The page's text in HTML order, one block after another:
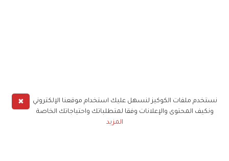
✖
نستخدم ملفات الكوكيز لنسهل عليك استخدام موقعنا الإلكتروني
ونكيف المحتوى والإعلانات وفقا لمتطلباتك واحتياجاتك الخاصة
المزيد